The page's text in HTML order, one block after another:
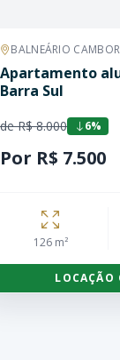
BALNEÁRIO
Apartamento
Barra Sul
de R$ 8.000 6%
Por R$ 7.500
126 m²
LOCAÇÃO